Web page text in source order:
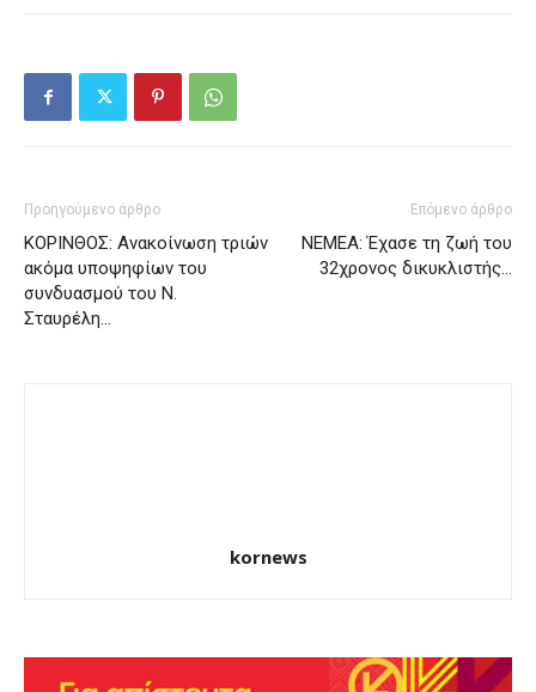
Προηγούμενο άρθρο
ΚΟΡΙΝΘΟΣ: Ανακοίνωση τριών
ακόμα υποψηφίων του
συνδυασμού του Ν.
Σταυρέλη…
Επόμενο άρθρο
ΝΕΜΕΑ: Έχασε τη ζωή του
32χρονος δικυκλιστής…
kornews